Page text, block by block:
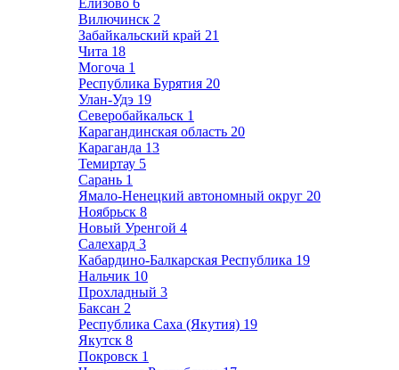
Елизово 6
Вилючинск 2
Забайкальский край 21
Чита 18
Могоча 1
Республика Бурятия 20
Улан-Удэ 19
Северобайкальск 1
Карагандинская область 20
Караганда 13
Темиртау 5
Сарань 1
Ямало-Ненецкий автономный округ 20
Ноябрьск 8
Новый Уренгой 4
Салехард 3
Кабардино-Балкарская Республика 19
Нальчик 10
Прохладный 3
Баксан 2
Республика Саха (Якутия) 19
Якутск 8
Покровск 1